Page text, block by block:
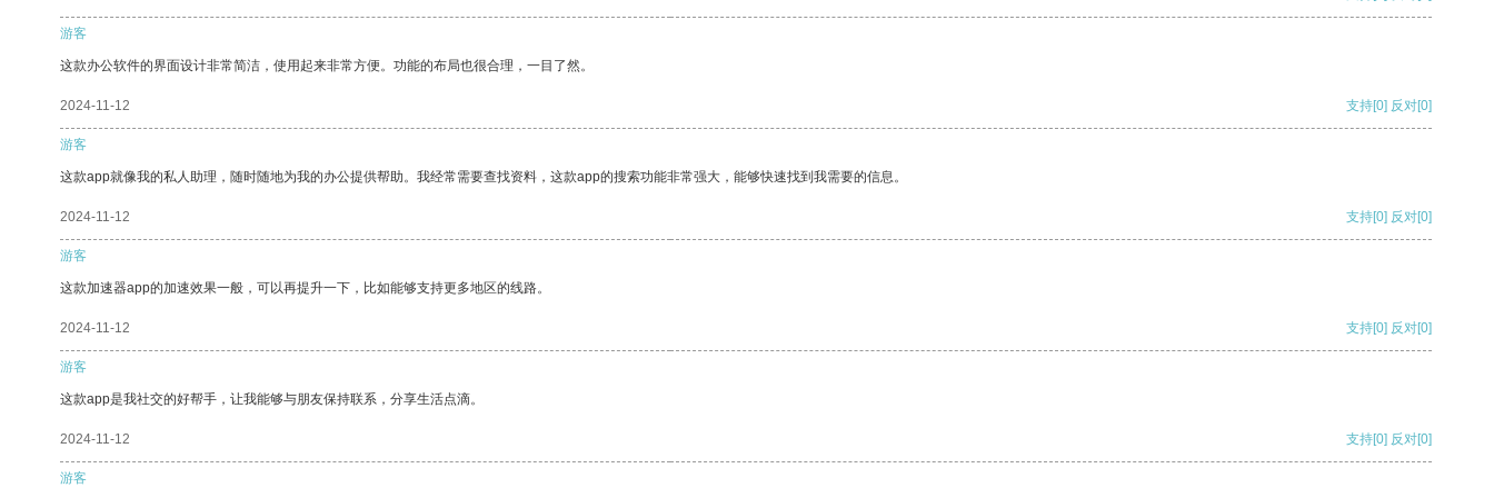
游客
这款办公软件的界面设计非常简洁，使用起来非常方便。功能的布局也很合理，一目了然。
2024-11-12 支持[0] 反对[0]
游客
这款app就像我的私人助理，随时随地为我的办公提供帮助。我经常需要查找资料，这款app的搜索功能非常强大，能够快速找到我需要的信息。
2024-11-12 支持[0] 反对[0]
游客
这款加速器app的加速效果一般，可以再提升一下，比如能够支持更多地区的线路。
2024-11-12 支持[0] 反对[0]
游客
这款app是我社交的好帮手，让我能够与朋友保持联系，分享生活点滴。
2024-11-12 支持[0] 反对[0]
游客